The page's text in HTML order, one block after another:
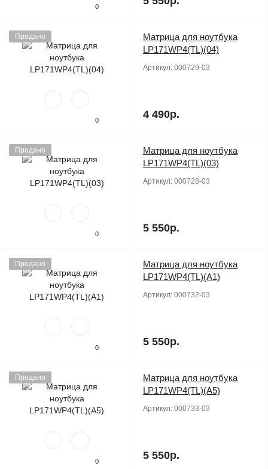
0
Продано
0
Матрица для ноутбука
LP171WP4(TL)(04)
Артикул: 000729-03
4 490р.
Продано
0
Матрица для ноутбука
LP171WP4(TL)(03)
Артикул: 000728-03
5 550р.
Продано
0
Матрица для ноутбука
LP171WP4(TL)(A1)
Артикул: 000732-03
5 550р.
Продано
0
Матрица для ноутбука
LP171WP4(TL)(A5)
Артикул: 000733-03
5 550р.